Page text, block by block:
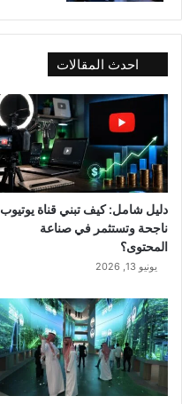
احدث المقالات
دليل شامل: كيف تبني قناة يوتيوب
ناجحة وتستثمر في صناعة
المحتوى؟
يونيو 13, 2026